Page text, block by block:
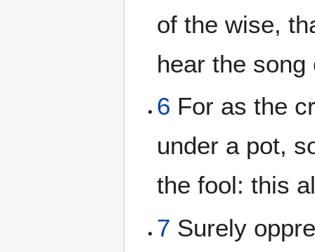
of the wise,
hear the song
6 For as the
under a pot,
the fool: this
7 Surely